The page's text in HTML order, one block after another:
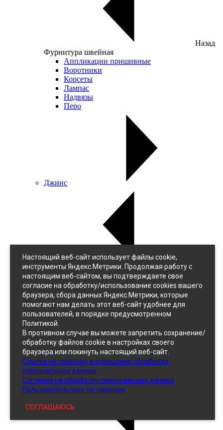
Назад
Фурнитура швейная
Аппликации пришивные
Воротники
Корсеты
Лампас
Надвязы
Перо
Джинс
Джинс
Однотонный
Принтованный
Кожзам
Настоящий веб-сайт использует файлы cookie,
инструменты Яндекс.Метрики. Продолжая работу с
настоящим веб-сайтом, вы подтверждаете свое
согласие на обработку/использование cookies вашего
браузера, сбора данных Яндекс.Метрики, которые
помогают нам делать этот веб-сайт удобнее для
пользователей, в порядке предусмотренном
Политикой.
В противном случае вы можете запретить сохранение/
обработку файлов cookie в настройках своего
браузера или покинуть настоящий веб-сайт.
Ссылка на политику в отношении обработки
персональных данных
Согласие на обработку персональных данных
Пользовательское соглашение
СОГЛАШАЮСЬ